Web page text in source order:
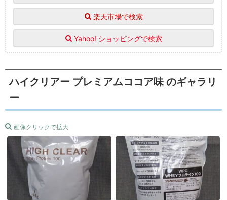
楽天市場で検索
Yahoo! ショッピングで検索
ハイクリアー プレミアムココア味 のギャラリ
ー
画像クリックで拡大